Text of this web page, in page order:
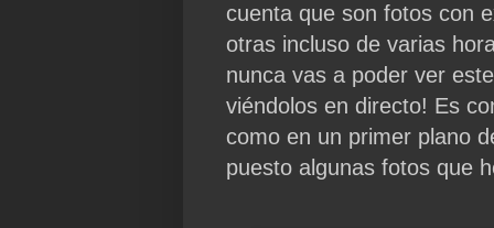
cuenta que son fotos con
otras incluso de varias
nunca vas a poder ver
viéndolos en directo! Es
como en un primer plano
puesto algunas fotos que